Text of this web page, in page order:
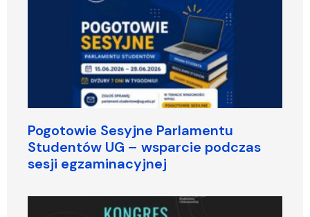
Pogotowie Sesyjne Parlamentu
Studentów UG – wsparcie podczas
sesji egzaminacyjnej